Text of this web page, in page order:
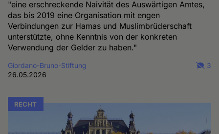
"eine erschreckende Naivität des Auswärtigen Amtes,
das bis 2019 eine Organisation mit engen
Verbindungen zur Hamas und Muslimbrüderschaft
unterstützte, ohne Kenntnis von der konkreten
Verwendung der Gelder zu haben."
Giordano-Bruno-Stiftung
26.05.2026
3
RECHT